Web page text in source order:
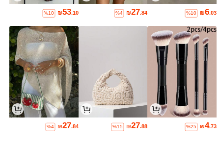
₪6.03
%10
₪27.84
%4
₪53.10
%10
₪4.73
%25
₪27.88
%15
₪27.84
%4